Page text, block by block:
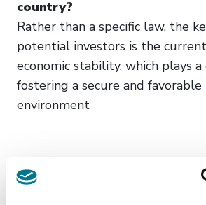
country?
Rather than a specific law, the
potential investors is the
economic stability, which plays
fostering a secure and
environment